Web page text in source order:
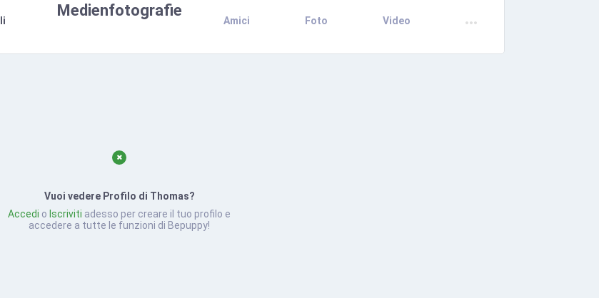
Amici Foto Video
Medienfotografie
Vuoi vedere Profilo di Thomas?
Accedi o Iscriviti adesso per creare il tuo profilo e
accedere a tutte le funzioni di Bepuppy!